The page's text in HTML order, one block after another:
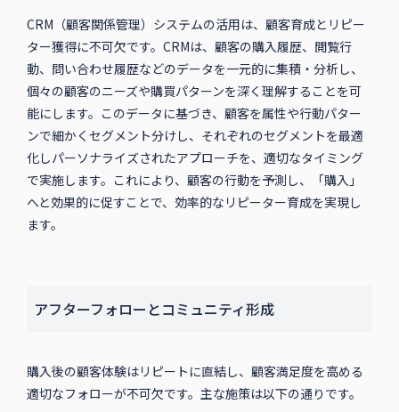
CRM（顧客関係管理）システムの活用は、顧客育成とリピー
ター獲得に不可欠です。CRMは、顧客の購入履歴、閲覧行
動、問い合わせ履歴などのデータを一元的に集積・分析し、
個々の顧客のニーズや購買パターンを深く理解することを可
能にします。このデータに基づき、顧客を属性や行動パター
ンで細かくセグメント分けし、それぞれのセグメントを最適
化しパーソナライズされたアプローチを、適切なタイミング
で実施します。これにより、顧客の行動を予測し、「購入」
へと効果的に促すことで、効率的なリピーター育成を実現し
ます。
アフターフォローとコミュニティ形成
購入後の顧客体験はリピートに直結し、顧客満足度を高める
適切なフォローが不可欠です。主な施策は以下の通りです。